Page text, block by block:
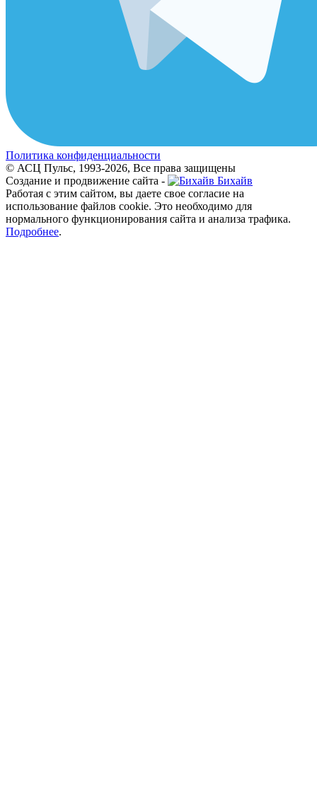
Политика конфиденциальности
© АСЦ Пульс, 1993-2026, Все права защищены
Создание и продвижение сайта -
Бихайв
Работая с этим сайтом, вы даете свое согласие на
использование файлов cookie. Это необходимо для
нормального функционирования сайта и анализа трафика.
Подробнее.